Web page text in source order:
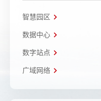
智慧园区
数据中心
数字站点
广域网络